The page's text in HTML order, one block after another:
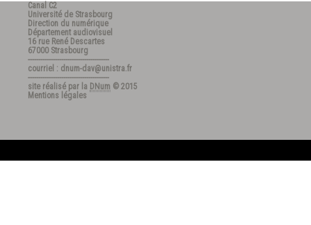
Canal C2
Université de Strasbourg
Direction du numérique
Département audiovisuel
16 rue René Descartes
67000 Strasbourg
---------------------------------------
courriel : dnum-dav@unistra.fr
---------------------------------------
site réalisé par la DNum © 2015
Mentions légales